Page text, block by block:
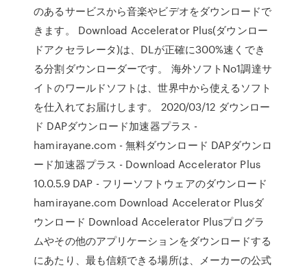
のあるサービスから音楽やビデオをダウンロードで
きます。 Download Accelerator Plus(ダウンロー
ドアクセラレータ)は、DLが正確に300%速くでき
る分割ダウンローダーです。 海外ソフトNo1調達サ
イトのワールドソフトは、世界中から使えるソフト
を仕入れてお届けします。 2020/03/12 ダウンロー
ド DAPダウンロード加速器プラス -
hamirayane.com - 無料ダウンロード DAPダウンロ
ード加速器プラス - Download Accelerator Plus
10.0.5.9 DAP - フリーソフトウェアのダウンロード
hamirayane.com Download Accelerator Plusダ
ウンロード Download Accelerator Plusプログラ
ムやその他のアプリケーションをダウンロードする
にあたり、最も信頼できる場所は、メーカーの公式